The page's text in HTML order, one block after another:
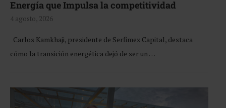
Energía que Impulsa la competitividad
4 agosto, 2026
Carlos Kamkhaji, presidente de Serfimex Capital, destaca
cómo la transición energética dejó de ser un …